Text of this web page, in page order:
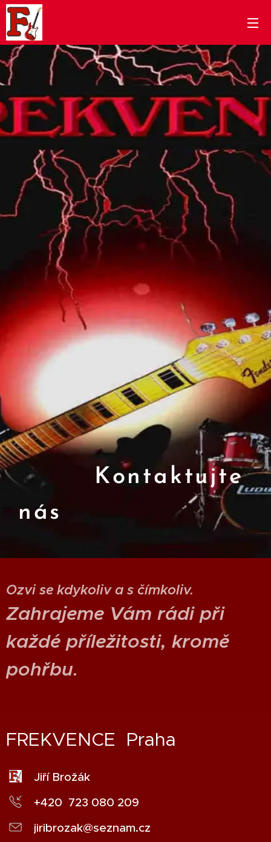
Kontaktujte
nás
Ozvi se kdykoliv a s čímkoliv.
Zahrajeme Vám rádi při
každé příležitosti, kromě
pohřbu.
FREKVENCE Praha
Jiří Brožák
+420 723 080 209
jiribrozak@seznam.cz